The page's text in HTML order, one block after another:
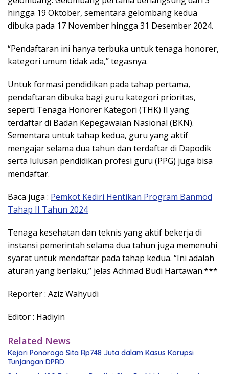
hingga 19 Oktober, sementara gelombang kedua
dibuka pada 17 November hingga 31 Desember 2024.
“Pendaftaran ini hanya terbuka untuk tenaga honorer,
kategori umum tidak ada,” tegasnya.
Untuk formasi pendidikan pada tahap pertama,
pendaftaran dibuka bagi guru kategori prioritas,
seperti Tenaga Honorer Kategori (THK) II yang
terdaftar di Badan Kepegawaian Nasional (BKN).
Sementara untuk tahap kedua, guru yang aktif
mengajar selama dua tahun dan terdaftar di Dapodik
serta lulusan pendidikan profesi guru (PPG) juga bisa
mendaftar.
Baca juga : Pemkot Kediri Hentikan Program Banmod
Tahap II Tahun 2024
Tenaga kesehatan dan teknis yang aktif bekerja di
instansi pemerintah selama dua tahun juga memenuhi
syarat untuk mendaftar pada tahap kedua. “Ini adalah
aturan yang berlaku,” jelas Achmad Budi Hartawan.***
Reporter : Aziz Wahyudi
Editor : Hadiyin
Related News
Kejari Ponorogo Sita Rp748 Juta dalam Kasus Korupsi
Tunjangan DPRD